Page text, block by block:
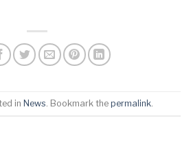
in News . Bookmark the permalink